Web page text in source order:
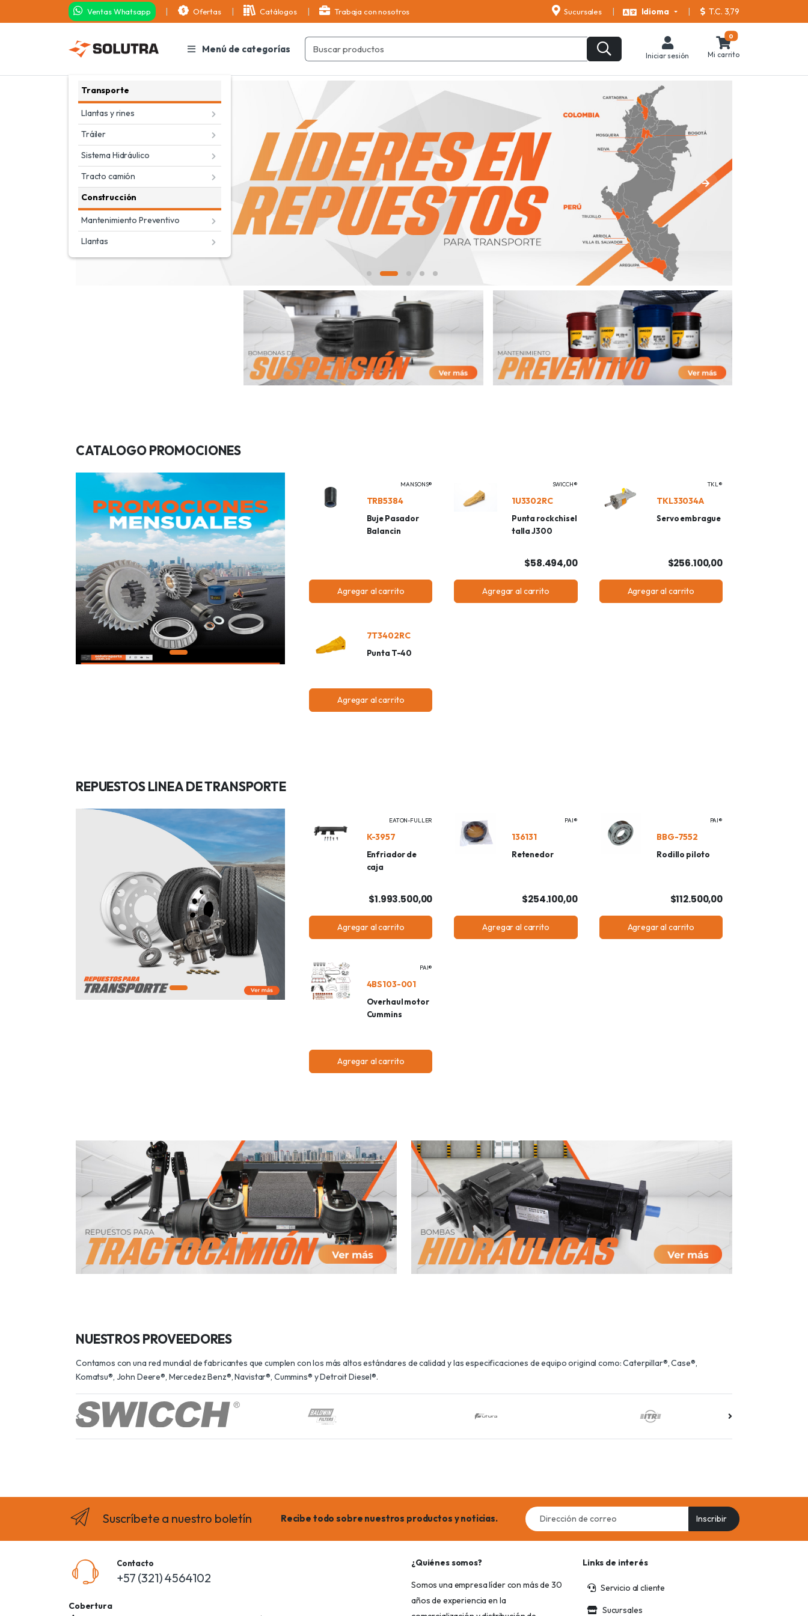
Ventas Whatsapp Ofertas Catálogos Trabaja con nosotros Sucursales Idioma T.C. 3,79
Menú de categorías
Transporte
Llantas y rines
Tráiler
Sistema Hidráulico
Tracto camión
Construcción
Mantenimiento Preventivo
Llantas
Iniciar sesión
0
Mi carrito
CATALOGO PROMOCIONES
MANSONS®
TRB5384
Buje Pasador
Balancin
Agregar al carrito
SWICCH®
1U3302RC
Punta rock chisel
talla J300
$58.494,00
Agregar al carrito
TKL®
TKL33034A
Servo embrague
$256.100,00
Agregar al carrito
7T3402RC
Punta T-40
Agregar al carrito
REPUESTOS LINEA DE TRANSPORTE
EATON-FULLER
K-3957
Enfriador de
caja
$1.993.500,00
Agregar al carrito
PAI®
136131
Retenedor
$254.100,00
Agregar al carrito
PAI®
BBG-7552
Rodillo piloto
$112.500,00
Agregar al carrito
PAI®
4BS103-001
Overhaul motor
Cummins
Agregar al carrito
NUESTROS PROVEEDORES
Contamos con una red mundial de fabricantes que cumplen con los más altos estándares de calidad y las especificaciones de equipo original como: Caterpillar®, Case®,
Komatsu®, John Deere®, Mercedez Benz®, Navistar®, Cummins® y Detroit Diesel®.
Suscríbete a nuestro boletín Recibe todo sobre nuestros productos y noticias.
Email
address
Inscribir
Contacto
+57 (321) 4564102
Cobertura
¿Quiénes somos?
Somos una empresa líder con más de 30
años de experiencia en la
Links de interés
Servicio al cliente
Sucursales